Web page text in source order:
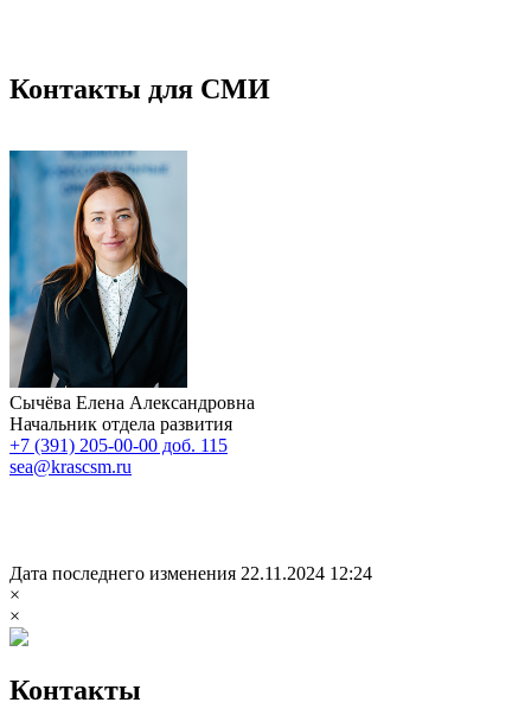
Контакты для СМИ
Сычёва Елена Александровна
Начальник отдела развития
+7 (391) 205-00-00 доб. 115
sea@krascsm.ru
Дата последнего изменения 22.11.2024 12:24
×
×
Контакты